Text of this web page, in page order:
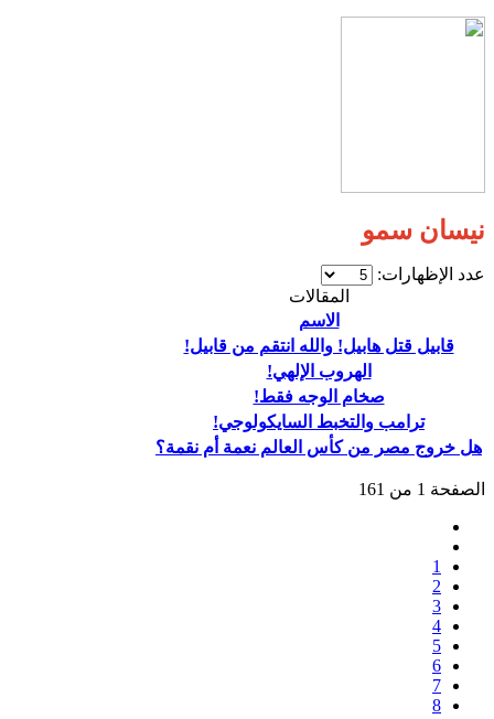
نيسان سمو
عدد الإظهارات:
المقالات
الاسم
قابيل قتل هابيل! والله انتقم من قابيل!
الهروب الإلهي!
صخام الوجه فقط!
ترامب والتخبط السايكولوجي!
هل خروج مصر من كأس العالم نعمة أم نقمة؟
الصفحة 1 من 161
1
2
3
4
5
6
7
8